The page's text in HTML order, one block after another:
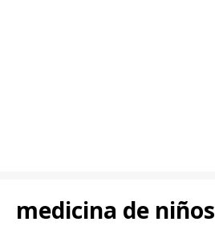
medicina de niños